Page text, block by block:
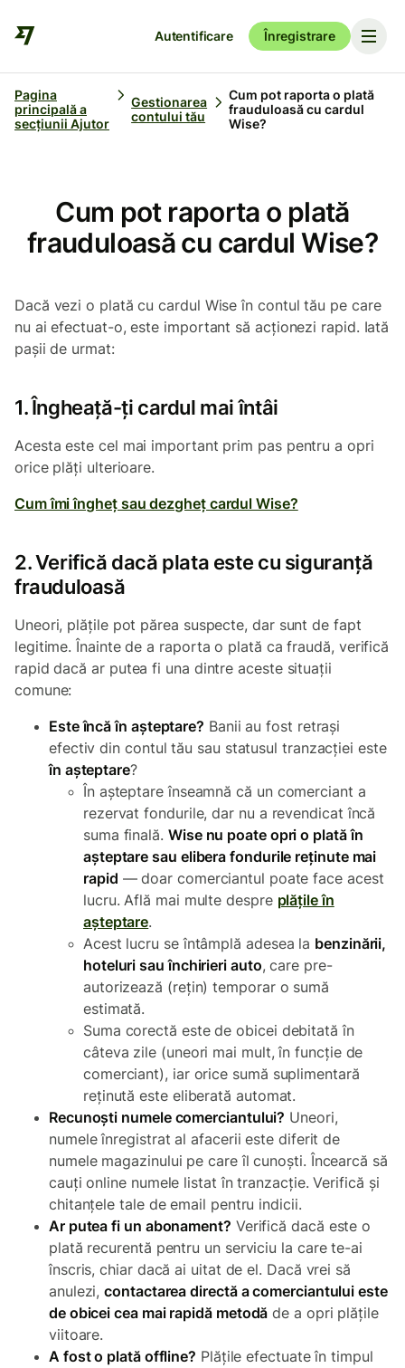
Autentificare Înregistrare
Pagina
principală a
secțiunii Ajutor
Gestionarea
contului tău
Cum pot raporta o plată
frauduloasă cu cardul
Wise?
Cum pot raporta o plată
frauduloasă cu cardul Wise?
Dacă vezi o plată cu cardul Wise în contul tău pe care
nu ai efectuat-o, este important să acționezi rapid. Iată
pașii de urmat:
1. Îngheață-ți cardul mai întâi
Acesta este cel mai important prim pas pentru a opri
orice plăți ulterioare.
Cum îmi îngheț sau dezgheț cardul Wise?
2. Verifică dacă plata este cu siguranță
frauduloasă
Uneori, plățile pot părea suspecte, dar sunt de fapt
legitime. Înainte de a raporta o plată ca fraudă, verifică
rapid dacă ar putea fi una dintre aceste situații
comune:
Este încă în așteptare? Banii au fost retrași
efectiv din contul tău sau statusul tranzacției este
în așteptare?
În așteptare înseamnă că un comerciant a
rezervat fondurile, dar nu a revendicat încă
suma finală. Wise nu poate opri o plată în
așteptare sau elibera fondurile reținute mai
rapid — doar comerciantul poate face acest
lucru. Află mai multe despre plățile în
așteptare.
Acest lucru se întâmplă adesea la benzinării,
hoteluri sau închirieri auto, care pre-
autorizează (rețin) temporar o sumă
estimată.
Suma corectă este de obicei debitată în
câteva zile (uneori mai mult, în funcție de
comerciant), iar orice sumă suplimentară
reținută este eliberată automat.
Recunoști numele comerciantului? Uneori,
numele înregistrat al afacerii este diferit de
numele magazinului pe care îl cunoști. Încearcă să
cauți online numele listat în tranzacție. Verifică și
chitanțele tale de email pentru indicii.
Ar putea fi un abonament? Verifică dacă este o
plată recurentă pentru un serviciu la care te-ai
înscris, chiar dacă ai uitat de el. Dacă vrei să
anulezi,contactarea directă a comerciantului este
de obicei cea mai rapidă metodă de a opri plățile
viitoare.
A fost o plată offline? Plățile efectuate în timpul